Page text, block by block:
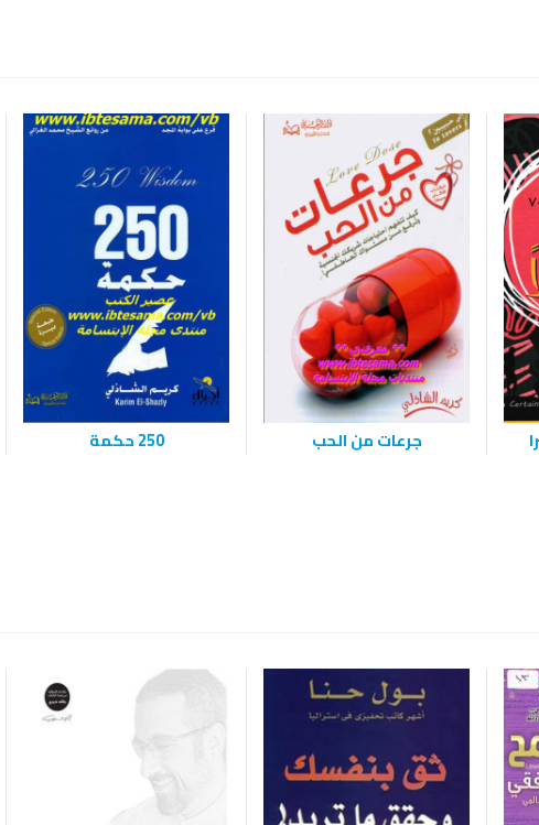
جرعات من الحب 250 حكمة